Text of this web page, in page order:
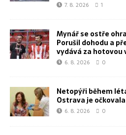
7. 8. 2026 1
Mynář se ostře
Porušil dohodu a
vydává za hotovou
6. 8. 2026 0
Netopýři během
Ostrava je
6. 8. 2026 0